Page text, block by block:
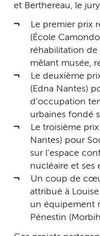
et Berthereau, le
Le premier prix
(École
réhabilitation de
mêlant musée,
Le deuxième
(Edna Nantes)
d’occupation
urbaines fondé
Le troisième
Nantes) pour
sur l’espace
nucléaire et ses
Un coup de
attribué à
un équipement
Pénestin